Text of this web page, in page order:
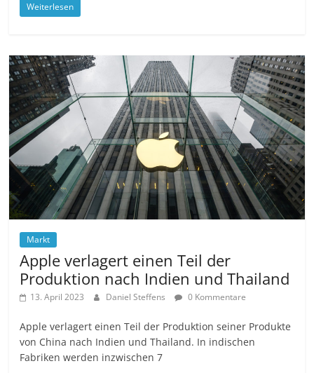
Weiterlesen
Markt
Apple verlagert einen Teil der
Produktion nach Indien und Thailand
13. April 2023 Daniel Steffens 0 Kommentare
Apple verlagert einen Teil der Produktion seiner Produkte
von China nach Indien und Thailand. In indischen
Fabriken werden inzwischen 7